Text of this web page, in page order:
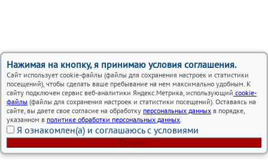
Нажимая на кнопку, я принимаю условия соглашения.
Сайт использует cookie-файлы (файлы для сохранения настроек и статистики
посещений), чтобы сделать ваше пребывание на нем максимально удобным. К
сайту подключен сервис веб-аналитики Яндекс.Метрика, использующий cookie-
файлы (файлы для сохранения настроек и статистики посещений). Оставаясь на
сайте, вы даете свое согласие на обработку персональных данных в порядке,
указанном в политике обработки персональных данных.
Я ознакомлен(а) и соглашаюсь с условиями
Принять